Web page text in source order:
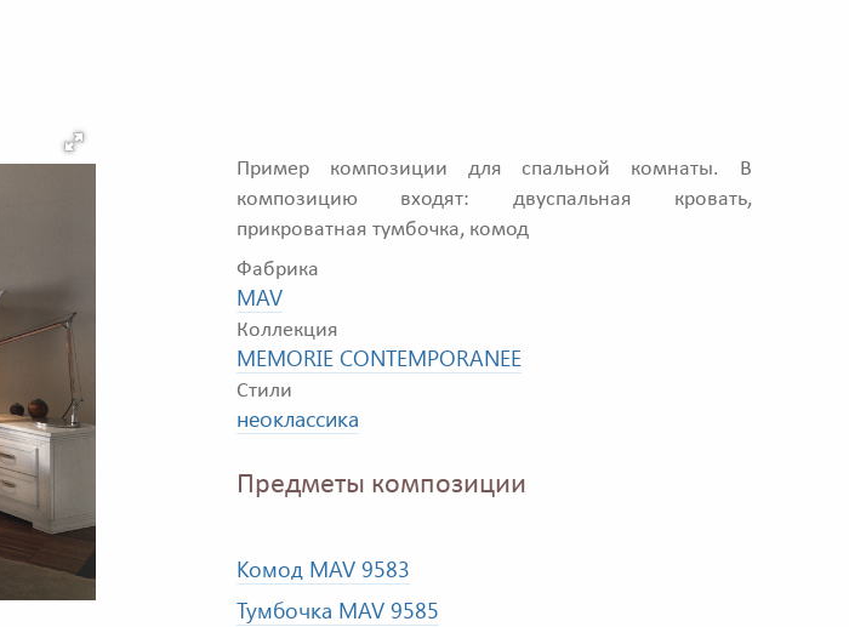
Пример композиции для спальной комнаты. В
композицию входят: двуспальная кровать,
прикроватная тумбочка, комод
Фабрика
MAV
Коллекция
MEMORIE CONTEMPORANEE
Стили
неоклассика
Предметы композиции
Комод MAV 9583
Тумбочка MAV 9585